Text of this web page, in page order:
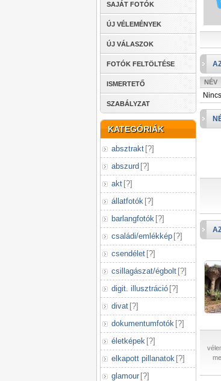
SAJÁT FOTÓK
ÚJ VÉLEMÉNYEK
ÚJ VÁLASZOK
FOTÓK FELTÖLTÉSE
ISMERTETŐ
SZABÁLYZAT
KATEGÓRIÁK
absztrakt [?]
abszurd [?]
akt [?]
állatfotók [?]
barlangfotók [?]
családi/emlékkép [?]
csendélet [?]
csillagászat/égbolt [?]
digit. illusztráció [?]
divat [?]
dokumentumfotók [?]
életképek [?]
elkapott pillanatok [?]
glamour [?]
NÉV